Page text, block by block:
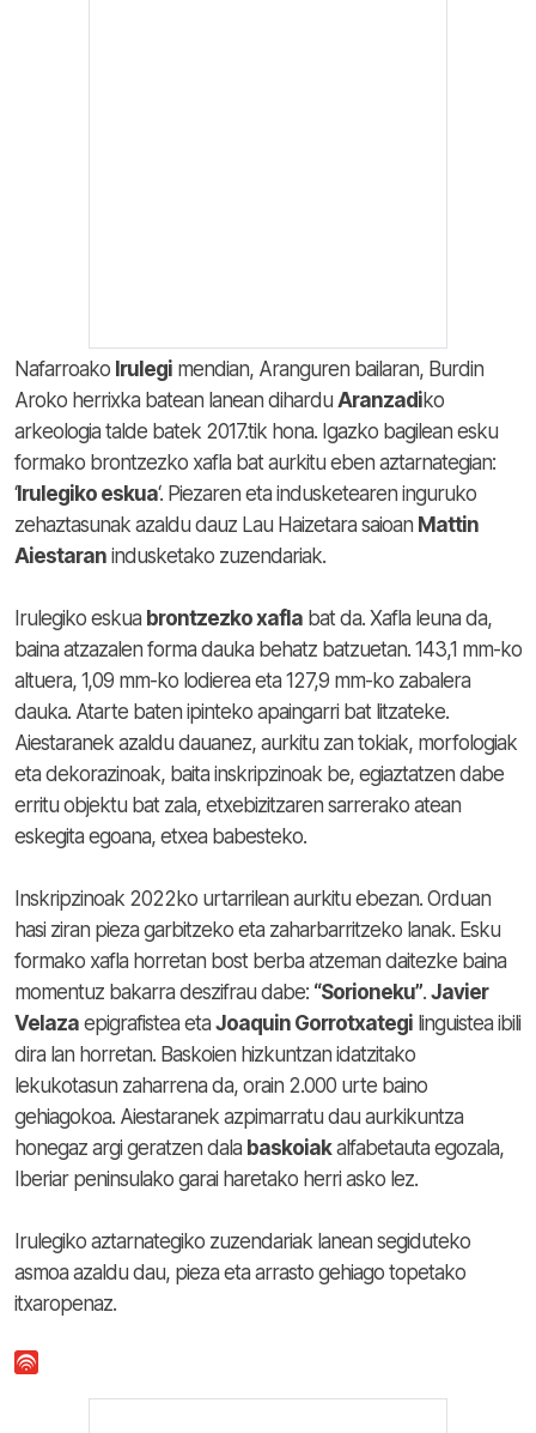
Nafarroako Irulegi mendian, Aranguren bailaran, Burdin
Aroko herrixka batean lanean dihardu Aranzadiko
arkeologia talde batek 2017.tik hona. Igazko bagilean esku
formako brontzezko xafla bat aurkitu eben aztarnategian:
‘Irulegiko eskua‘. Piezaren eta indusketearen inguruko
zehaztasunak azaldu dauz Lau Haizetara saioan Mattin
Aiestaran indusketako zuzendariak.
Irulegiko eskua brontzezko xafla bat da. Xafla leuna da,
baina atzazalen forma dauka behatz batzuetan. 143,1 mm-ko
altuera, 1,09 mm-ko lodierea eta 127,9 mm-ko zabalera
dauka. Atarte baten ipinteko apaingarri bat litzateke.
Aiestaranek azaldu dauanez, aurkitu zan tokiak, morfologiak
eta dekorazinoak, baita inskripzinoak be, egiaztatzen dabe
erritu objektu bat zala, etxebizitzaren sarrerako atean
eskegita egoana, etxea babesteko.
Inskripzinoak 2022ko urtarrilean aurkitu ebezan. Orduan
hasi ziran pieza garbitzeko eta zaharbarritzeko lanak. Esku
formako xafla horretan bost berba atzeman daitezke baina
momentuz bakarra deszifrau dabe: “Sorioneku”. Javier
Velaza epigrafistea eta Joaquin Gorrotxategi linguistea ibili
dira lan horretan. Baskoien hizkuntzan idatzitako
lekukotasun zaharrena da, orain 2.000 urte baino
gehiagokoa. Aiestaranek azpimarratu dau aurkikuntza
honegaz argi geratzen dala baskoiakalfabetauta egozala,
Iberiar peninsulako garai haretako herri asko lez.
Irulegiko aztarnategiko zuzendariak lanean segiduteko
asmoa azaldu dau, pieza eta arrasto gehiago topetako
itxaropenaz.